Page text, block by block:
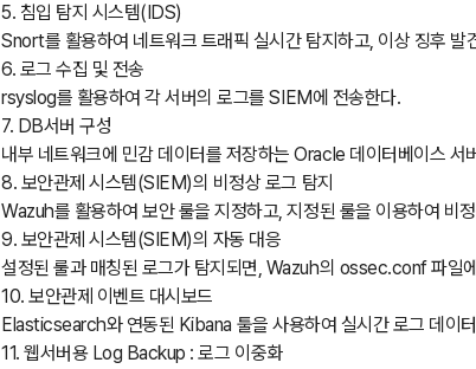
5. 침입 탐지 시스템(IDS)
Snort를 활용하여 네트워크 트래픽 실시간 탐지하고, 이상 징후
6. 로그 수집 및 전송
rsyslog를 활용하여 각 서버의 로그를 SIEM에 전송한다.
7. DB서버 구성
내부 네트워크에 민감 데이터를 저장하는 Oracle 데이터베이스 서
8. 보안관제 시스템(SIEM)의 비정상 로그 탐지
Wazuh를 활용하여 보안 룰을 지정하고, 지정된 룰을 이용하여 비
9. 보안관제 시스템(SIEM)의 자동 대응
설정된 룰과 매칭된 로그가 탐지되면, Wazuh의 ossec.conf 파일
10. 보안관제 이벤트 대시보드
Elasticsearch와 연동된 Kibana 툴을 사용하여 실시간 로그 데이
11. 웹서버용 Log Backup : 로그 이중화